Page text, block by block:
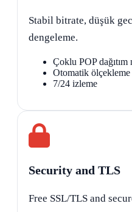
Stabil bitrate, düşük
dengeleme.
Çoklu POP dağıtım
Otomatik ölçekleme
7/24 izleme
Security and TLS
Free SSL/TLS and